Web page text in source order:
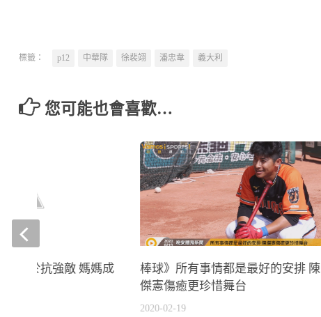
標籤： p12 中華隊 徐裴翊 潘忠韋 義大利
您可能也會喜歡…
棒球》所有事情都是最好的安排 陳
傑憲傷癒更珍惜舞台
2020-02-19
可勇於抗強敵 媽媽成